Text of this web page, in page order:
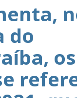
do
os